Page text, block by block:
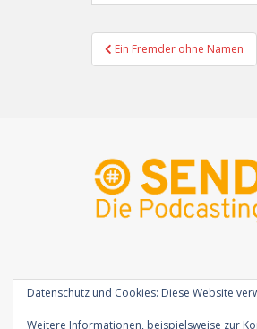
Ein Fremder ohne Namen
Datenschutz und Cookies: Diese Website
Weitere Informationen, beispielsweise zur